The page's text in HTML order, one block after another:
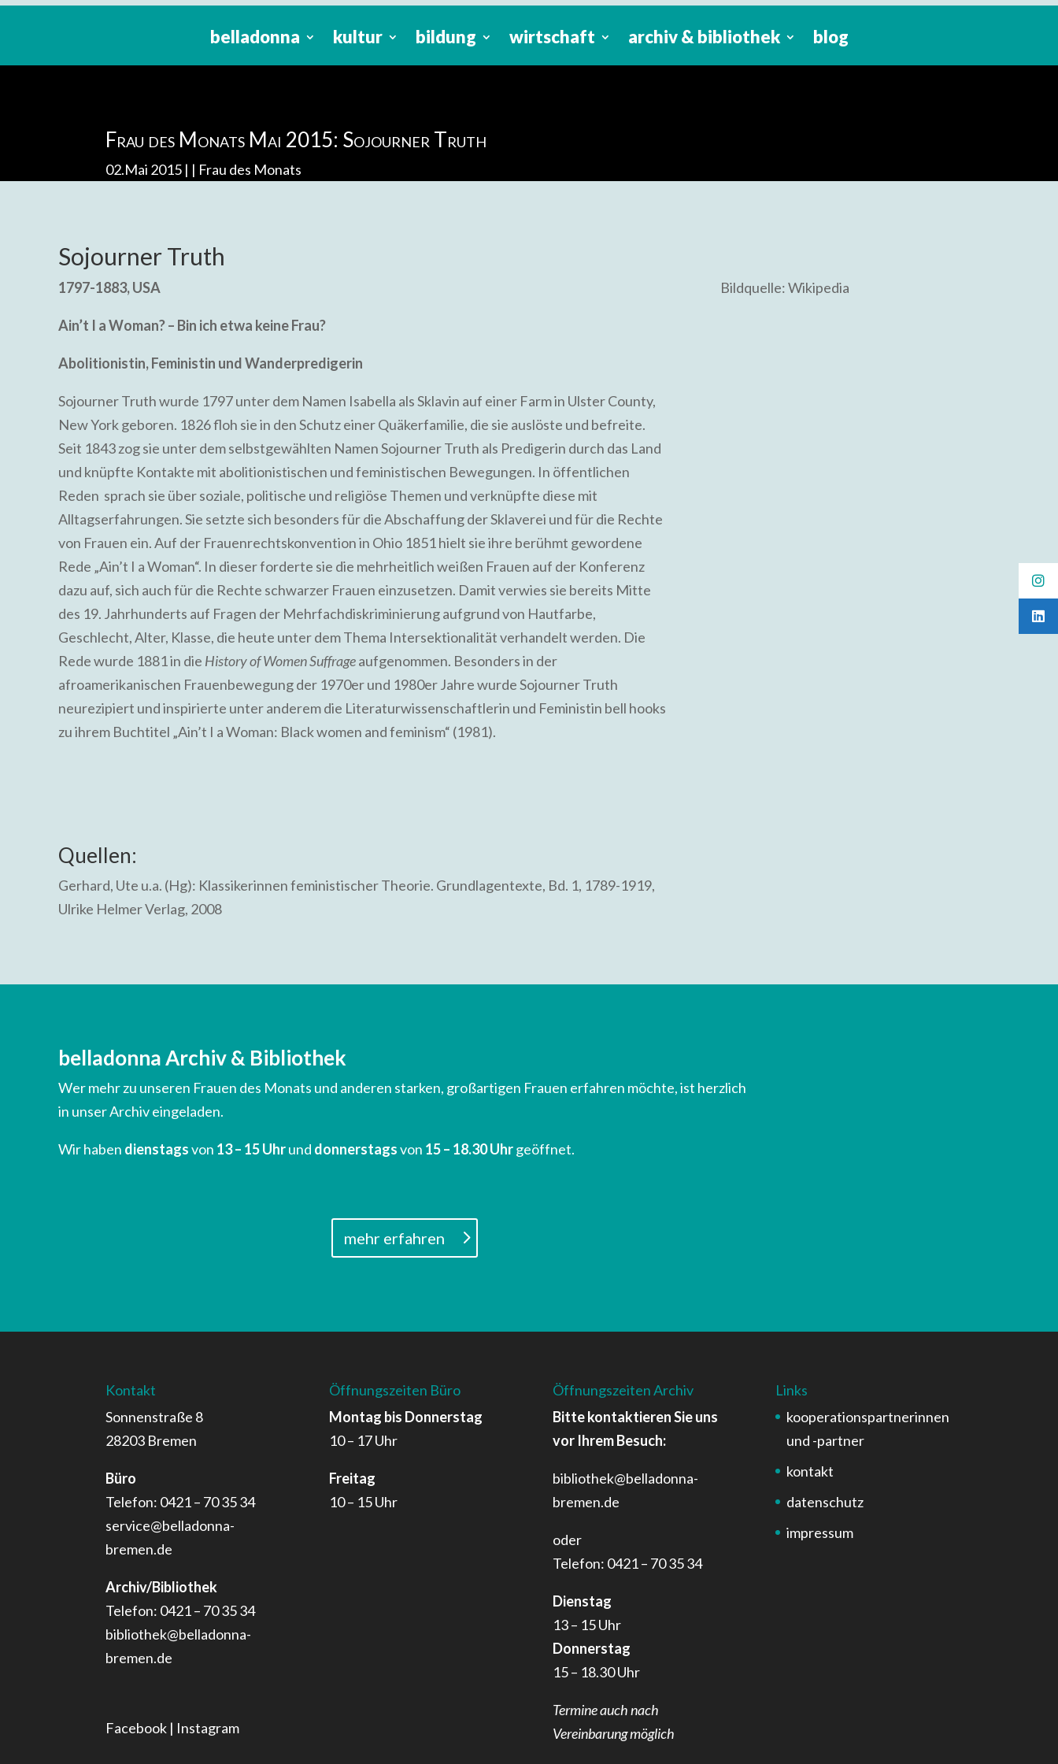
belladonna kultur bildung wirtschaft archiv & bibliothek blog
Frau des Monats Mai 2015: Sojourner Truth
02.Mai 2015 | Frau des Monats
Sojourner Truth
1797-1883, USA
Ain’t I a Woman? – Bin ich etwa keine Frau?
Abolitionistin, Feministin und Wanderpredigerin
Sojourner Truth wurde 1797 unter dem Namen Isabella als Sklavin auf einer Farm in Ulster County,
New York geboren. 1826 floh sie in den Schutz einer Quäkerfamilie, die sie auslöste und befreite.
Seit 1843 zog sie unter dem selbstgewählten Namen Sojourner Truth als Predigerin durch das Land
und knüpfte Kontakte mit abolitionistischen und feministischen Bewegungen. In öffentlichen
Reden sprach sie über soziale, politische und religiöse Themen und verknüpfte diese mit
Alltagserfahrungen. Sie setzte sich besonders für die Abschaffung der Sklaverei und für die Rechte
von Frauen ein. Auf der Frauenrechtskonvention in Ohio 1851 hielt sie ihre berühmt gewordene
Rede „Ain’t I a Woman“. In dieser forderte sie die mehrheitlich weißen Frauen auf der Konferenz
dazu auf, sich auch für die Rechte schwarzer Frauen einzusetzen. Damit verwies sie bereits Mitte
des 19. Jahrhunderts auf Fragen der Mehrfachdiskriminierung aufgrund von Hautfarbe,
Geschlecht, Alter, Klasse, die heute unter dem Thema Intersektionalität verhandelt werden. Die
Rede wurde 1881 in die History of Women Suffrageaufgenommen. Besonders in der
afroamerikanischen Frauenbewegung der 1970er und 1980er Jahre wurde Sojourner Truth
neurezipiert und inspirierte unter anderem die Literaturwissenschaftlerin und Feministin bell hooks
zu ihrem Buchtitel „Ain’t I a Woman: Black women and feminism“ (1981).
Quellen:
Gerhard, Ute u.a. (Hg): Klassikerinnen feministischer Theorie. Grundlagentexte, Bd. 1, 1789-1919,
Ulrike Helmer Verlag, 2008
Bildquelle: Wikipedia
belladonna Archiv & Bibliothek
Wer mehr zu unseren Frauen des Monats und anderen starken, großartigen Frauen erfahren möchte, ist herzlich
in unser Archiv eingeladen.
Wir haben dienstagsvon 13 – 15 Uhrund donnerstagsvon 15 – 18.30 Uhrgeöffnet.
mehr erfahren
Kontakt
Sonnenstraße 8
28203 Bremen
Büro
Telefon: 0421 – 70 35 34
service@belladonna-
bremen.de
Archiv/Bibliothek
Telefon: 0421 – 70 35 34
bibliothek@belladonna-
bremen.de
Facebook | Instagram
Öffnungszeiten Büro
Montag bis Donnerstag
10 – 17 Uhr
Freitag
10 – 15 Uhr
Öffnungszeiten Archiv
Bitte kontaktieren Sie uns
vor Ihrem Besuch:
bibliothek@belladonna-
bremen.de
oder
Telefon: 0421 – 70 35 34
Dienstag
13 – 15 Uhr
Donnerstag
15 – 18.30 Uhr
Termine auch nach
Vereinbarung möglich
Links
kooperationspartnerinnen
und -partner
kontakt
datenschutz
impressum